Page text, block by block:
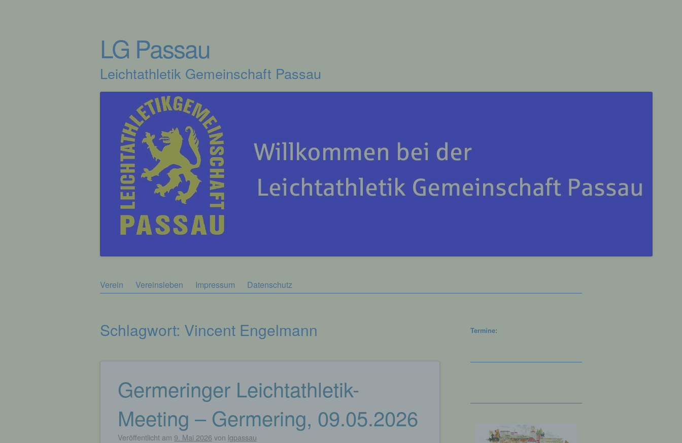
LG Passau
Leichtathletik Gemeinschaft Passau
Zum
Verein Vereinsleben Impressum Datenschutz
Schlagwort: Vincent Engelmann
Beitragsnavigation
Germeringer Leichtathletik-
Meeting – Germering, 09.05.2026
Veröffentlicht am 9. Mai 2026 von lgpassau
Termine: